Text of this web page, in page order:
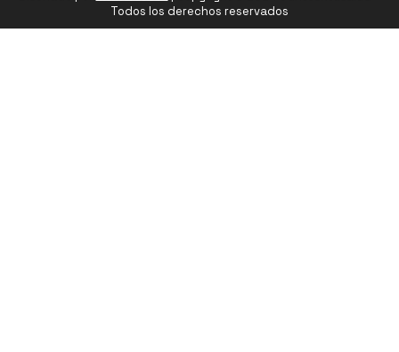
Todos los derechos reservados